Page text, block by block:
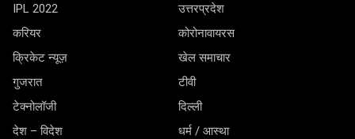
IPL 2022
उत्तरप्रदेश
करियर
कोरोनावायरस
क्रिकेट न्यूज़
खेल समाचार
गुजरात
टीवी
टेक्नोलॉजी
दिल्ली
देश – विदेश
धर्म / आस्था